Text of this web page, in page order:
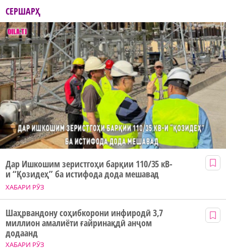
СЕРШАРҲ
ХАБАРИ РӮЗ
Дар Ишкошим зеристгоҳи барқии 110/35 кВ-
и “Қозидеҳ” ба истифода дода мешавад
ХАБАРИ РӮЗ
Шаҳрвандону соҳибкорони инфиродӣ 3,7
миллион амалиёти ғайринақдӣ анҷом
додаанд